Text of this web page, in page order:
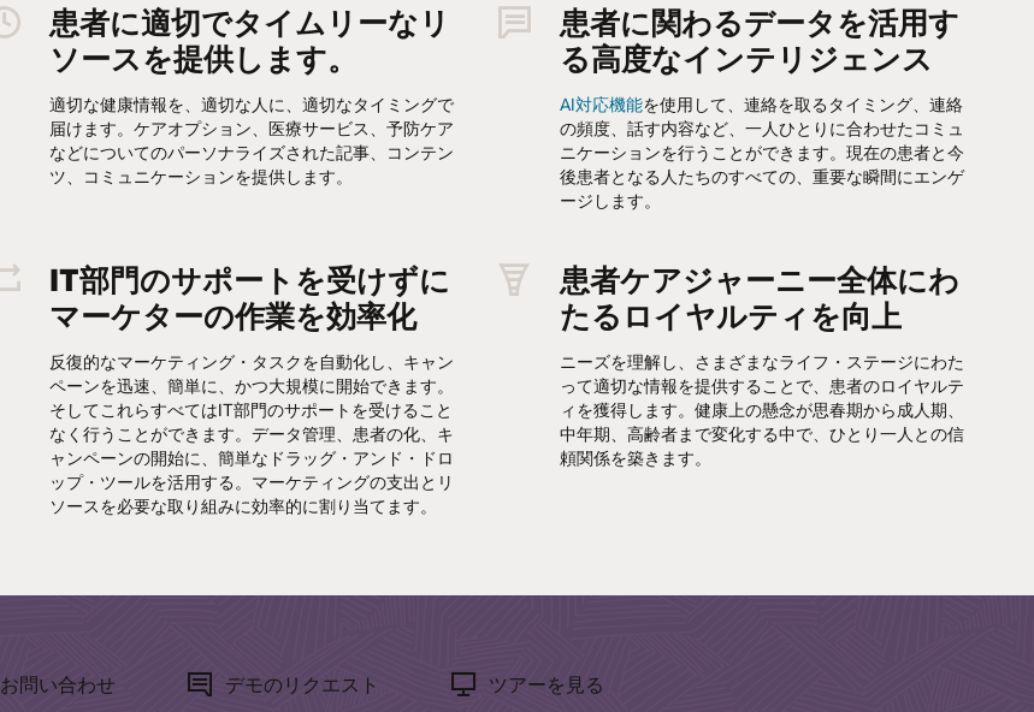
患者に適切でタイムリーなリ
ソースを提供します。
適切な健康情報を、適切な人に、適切なタイミングで
届けます。ケアオプション、医療サービス、予防ケア
などについてのパーソナライズされた記事、コンテン
ツ、コミュニケーションを提供します。
患者に関わるデータを活用す
る高度なインテリジェンス
AI対応機能を使用して、連絡を取るタイミング、連絡
の頻度、話す内容など、一人ひとりに合わせたコミュ
ニケーションを行うことができます。現在の患者と今
後患者となる人たちのすべての、重要な瞬間にエンゲ
ージします。
IT部門のサポートを受けずに
マーケターの作業を効率化
反復的なマーケティング・タスクを自動化し、キャン
ペーンを迅速、簡単に、かつ大規模に開始できます。
そしてこれらすべてはIT部門のサポートを受けること
なく行うことができます。データ管理、患者の化、キ
ャンペーンの開始に、簡単なドラッグ・アンド・ドロ
ップ・ツールを活用する。マーケティングの支出とリ
ソースを必要な取り組みに効率的に割り当てます。
患者ケアジャーニー全体にわ
たるロイヤルティを向上
ニーズを理解し、さまざまなライフ・ステージにわた
って適切な情報を提供することで、患者のロイヤルテ
ィを獲得します。健康上の懸念が思春期から成人期、
中年期、高齢者まで変化する中で、ひとり一人との信
頼関係を築きます。
お問い合わせ デモのリクエスト ツアーを見る